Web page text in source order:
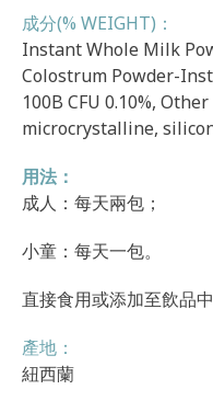
成分(% WEIGHT)：
Instant Whole Milk
Colostrum Powder-
100B CFU 0.10%,
microcrystalline,
用法：
成人：每天兩包；
小童：每天一包。
直接食用或添加至飲品中
產地：
紐西蘭